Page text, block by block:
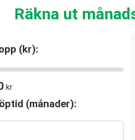
Räkna ut
(kr):
kr
(månader):